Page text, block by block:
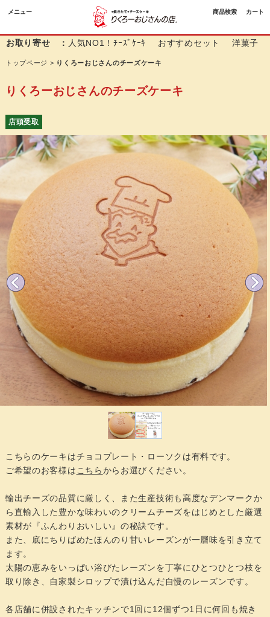
メニュー 商品検索 カート
お取り寄せ ： 人気NO1！ﾁｰｽﾞｹｰｷ おすすめセット 洋菓子
トップページ > りくろーおじさんのチーズケーキ
りくろーおじさんのチーズケーキ
店頭受取
こちらのケーキはチョコプレート・ローソクは有料です。
ご希望のお客様は こちらからお選びください。
輸出チーズの品質に厳しく、また生産技術も高度なデンマークか
ら直輸入した豊かな味わいのクリームチーズをはじめとした厳選
素材が『ふんわりおいしい』の秘訣です。
また、底にちりばめたほんのり甘いレーズンが一層味を引き立て
ます。
太陽の恵みをいっぱい浴びたレーズンを丁寧にひとつひとつ枝を
取り除き、自家製シロップで漬け込んだ自慢のレーズンです。
各店舗に併設されたキッチンで1回に12個ずつ1日に何回も焼き